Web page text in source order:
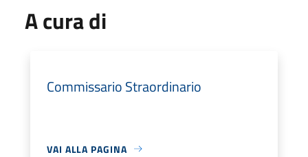
A cura di
Commissario Straordinario
VAI ALLA PAGINA